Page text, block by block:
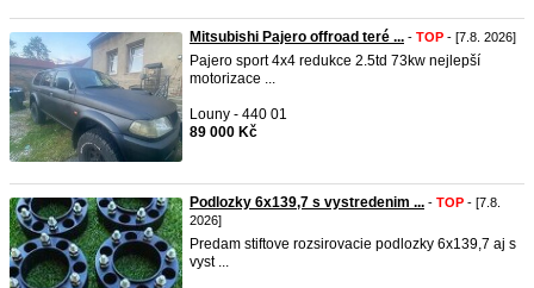
Mitsubishi Pajero offroad teré ... - TOP - [7.8. 2026]
Pajero sport 4x4 redukce 2.5td 73kw nejlepší
motorizace ...
Louny - 440 01
89 000 Kč
Podlozky 6x139,7 s vystredenim ... - TOP - [7.8.
2026]
Predam stiftove rozsirovacie podlozky 6x139,7 aj s
vyst ...